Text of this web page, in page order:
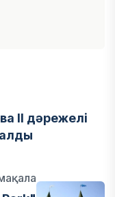
II дәрежелі